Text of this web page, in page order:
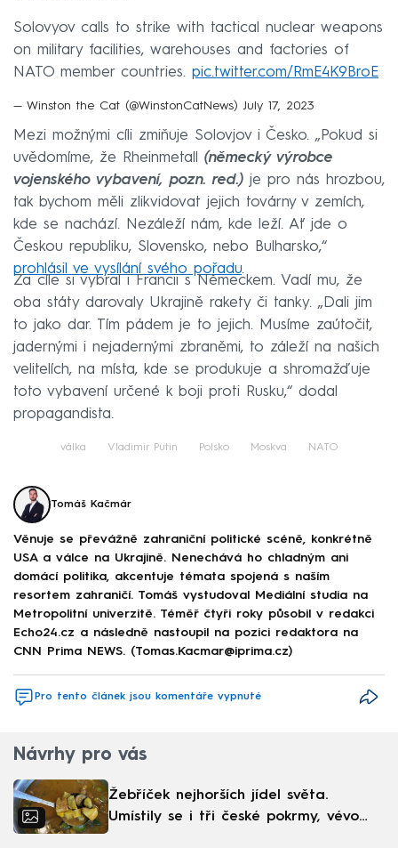
Solovyov calls to strike with tactical nuclear weapons
on military facilities, warehouses and factories of
NATO member countries. pic.twitter.com/RmE4K9BroE
— Winston the Cat (@WinstonCatNews) July 17, 2023
Mezi možnými cíli zmiňuje Solovjov i Česko. „Pokud si
uvědomíme, že Rheinmetall (německý výrobce
vojenského vybavení, pozn. red.) je pro nás hrozbou,
tak bychom měli zlikvidovat jejich továrny v zemích,
kde se nachází. Nezáleží nám, kde leží. Ať jde o
Českou republiku, Slovensko, nebo Bulharsko,“
prohlásil ve vysílání svého pořadu.
Za cíle si vybral i Francii s Německem. Vadí mu, že
oba státy darovaly Ukrajině rakety či tanky. „Dali jim
to jako dar. Tím pádem je to jejich. Musíme zaútočit,
jadernými i nejadernými zbraněmi, to záleží na našich
velitelích, na místa, kde se produkuje a shromažďuje
toto vybavení určené k boji proti Rusku,“ dodal
propagandista.
válka Vladimir Putin Polsko Moskva NATO
Tomáš Kačmár
Věnuje se převážně zahraniční politické scéně, konkrétně
USA a válce na Ukrajině. Nenechává ho chladným ani
domácí politika, akcentuje témata spojená s naším
resortem zahraničí. Tomáš vystudoval Mediální studia na
Metropolitní univerzitě. Téměř čtyři roky působil v redakci
Echo24.cz a následně nastoupil na pozici redaktora na
CNN Prima NEWS. (Tomas.Kacmar@iprima.cz)
Pro tento článek jsou komentáře vypnuté
Návrhy pro vás
Žebříček nejhorších jídel světa.
Umístily se i tři české pokrmy, vévodí